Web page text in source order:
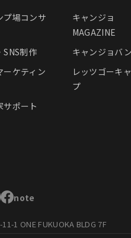
プ場コンサ
SNS制作
ーケティン
サポート
キャンジョ
MAGAZINE
キャンジョバ
レッツゴーキ
プ
note
1 ONE FUKUOKA BLDG 7F